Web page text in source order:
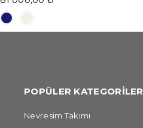
POPÜLER KATEGORİLER
Nevresim Takımı